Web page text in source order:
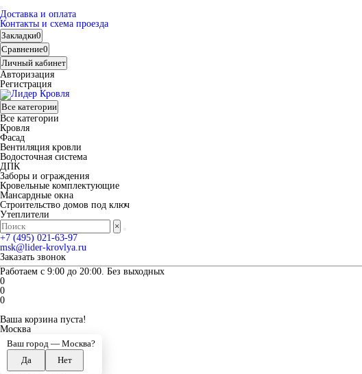
Доставка и оплата
Контакты и схема проезда
Закладки0
Сравнение0
Личный кабинет
Авторизация
Регистрация
Все категории
Все категории
Кровля
Фасад
Вентиляция кровли
Водосточная система
ДПК
Заборы и ограждения
Кровельные комплектующие
Мансардные окна
Строительство домов под ключ
Утеплители
×
+7 (495) 021-63-97
msk@lider-krovlya.ru
Заказать звонок
Работаем с 9:00 до 20:00. Без выходных
0
0
0
Ваша корзина пуста!
Москва
Ваш город — Москва?